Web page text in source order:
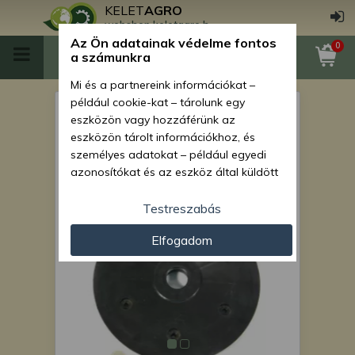
KELETAGRO
webshop.keletagro.hu
0
Tömítőkerék tárcsafél
(7074.1b), 25mm-es gumihoz
(nagy 7140a csapágyas)
Monosem vetőgépekhez
Az Ön adatainak védelme fontos
a számunkra
Mi és a partnereink információkat –
például cookie-kat – tárolunk egy
eszközön vagy hozzáférünk az
eszközön tárolt információkhoz, és
személyes adatokat – például egyedi
azonosítókat és az eszköz által küldött
személyre szabott hirdetések és
tartalom nyújtásához, hirdetés- és
tartalomméréshez, nézettségi adatok
gyűjtéséhez, valamint termékek
kifejlesztéséhez és a termékek
javításához. Az Ön engedélyével mi és a
partnereink eszközleolvasásos
módszerrel szerzett pontos geolokációs
adatokat és azonosítási információkat
Testreszabás
Elfogadom